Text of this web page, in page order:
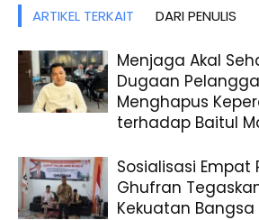
ARTIKEL TERKAIT DARI PENULIS
Menjaga Akal
Dugaan
Menghapus
terhadap Baitul
Sosialisasi Empat
Ghufran
Kekuatan Bangsa